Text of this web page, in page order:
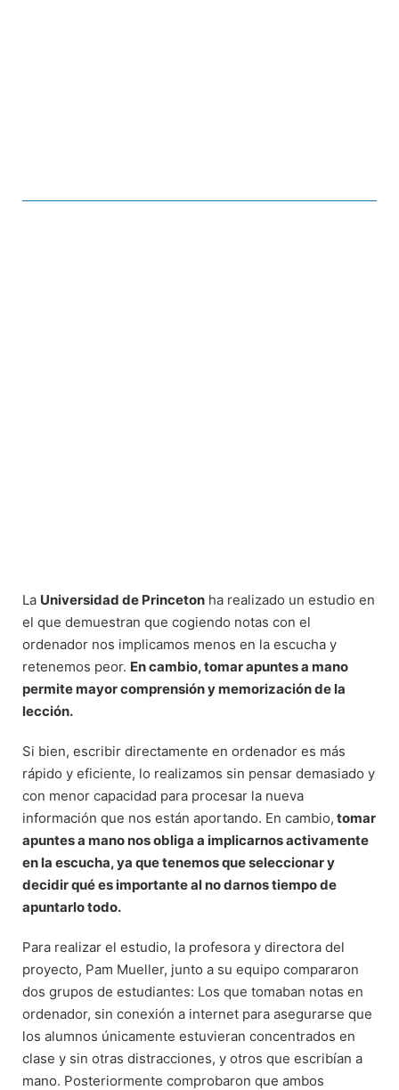
La Universidad de Princeton ha realizado un estudio en
el que demuestran que cogiendo notas con el
ordenador nos implicamos menos en la escucha y
retenemos peor. En cambio, tomar apuntes a mano
permite mayor comprensión y memorización de la
lección.
Si bien, escribir directamente en ordenador es más
rápido y eficiente, lo realizamos sin pensar demasiado y
con menor capacidad para procesar la nueva
información que nos están aportando. En cambio, tomar
apuntes a mano nos obliga a implicarnos activamente
en la escucha, ya que tenemos que seleccionar y
decidir qué es importante al no darnos tiempo de
apuntarlo todo.
Para realizar el estudio, la profesora y directora del
proyecto, Pam Mueller, junto a su equipo compararon
dos grupos de estudiantes: Los que tomaban notas en
ordenador, sin conexión a internet para asegurarse que
los alumnos únicamente estuvieran concentrados en
clase y sin otras distracciones, y otros que escribían a
mano. Posteriormente comprobaron que ambos